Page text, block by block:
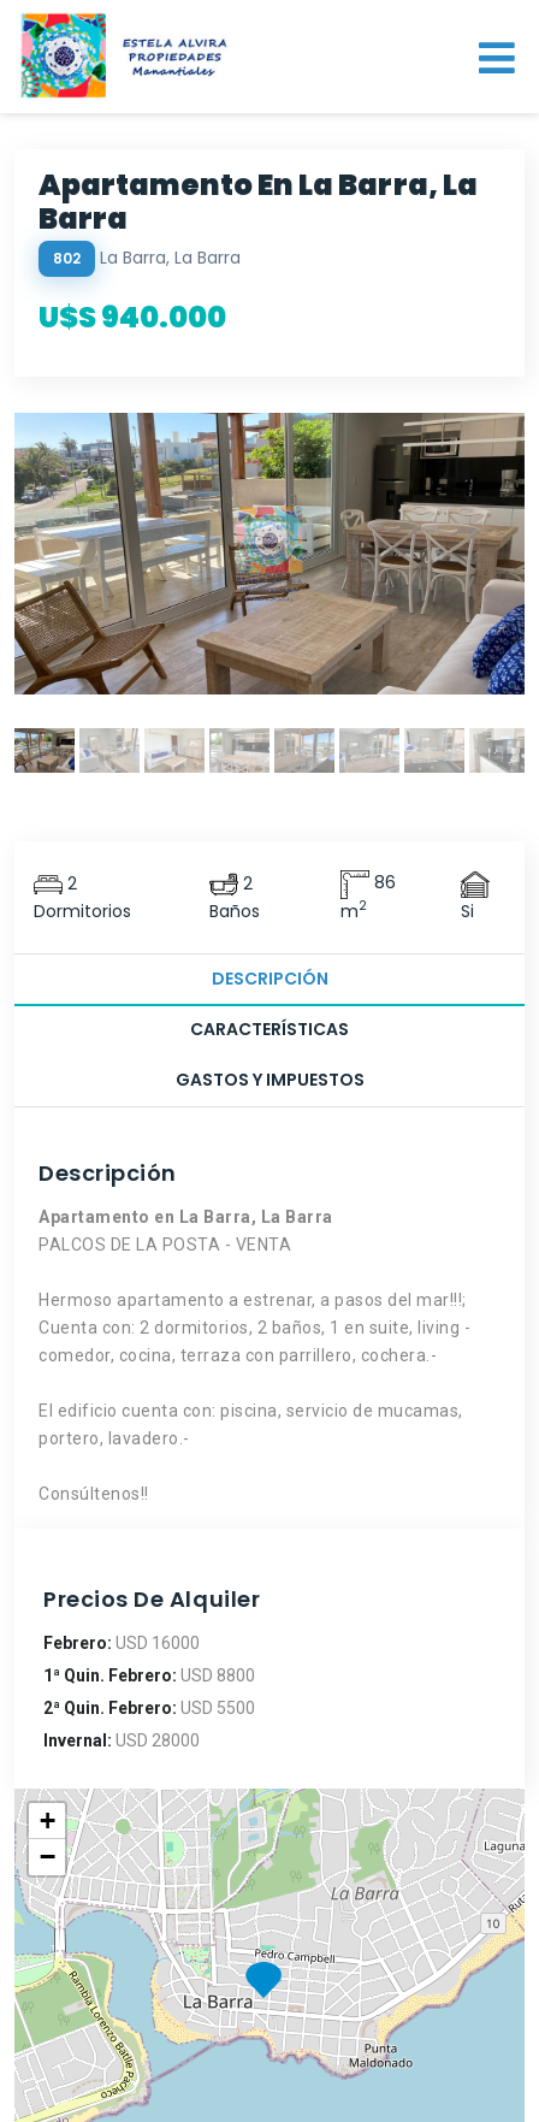
Apartamento En La Barra, La
Barra
802 La Barra, La Barra
U$S 940.000
2
Dormitorios
2
Baños
86
m2 Si
DESCRIPCIÓN
CARACTERÍSTICAS
GASTOS Y IMPUESTOS
Descripción
Apartamento en La Barra, La Barra
PALCOS DE LA POSTA - VENTA
Hermoso apartamento a estrenar, a pasos del mar!!!;
Cuenta con: 2 dormitorios, 2 baños, 1 en suite, living -
comedor, cocina, terraza con parrillero, cochera.-
El edificio cuenta con: piscina, servicio de mucamas,
portero, lavadero.-
Consúltenos!!
Precios De Alquiler
Febrero: USD 16000
1ª Quin. Febrero: USD 8800
2ª Quin. Febrero: USD 5500
Invernal: USD 28000
+
−